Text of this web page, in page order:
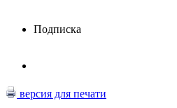
Подписка
версия для печати